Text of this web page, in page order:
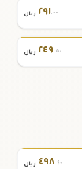
٢٩١.٠٠ ريال
٢٤٩.٥٠ ريال
٤٩٨.٩٠ ريال